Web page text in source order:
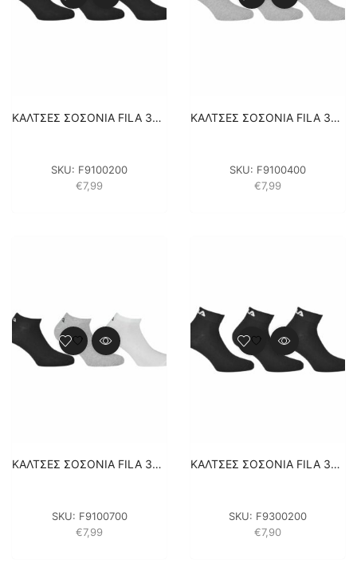
ΚΑΛΤΣΕΣ ΣΟΣΟΝΙΑ FILA 3PACK UNISEX F9100200 – ΜΑΥΡΟ
SKU: F9100200
€7,99
ΚΑΛΤΣΕΣ ΣΟΣΟΝΙΑ FILA 3PACK UNISEX F9100400 – ΓΚΡΙ
SKU: F9100400
€7,99
ΚΑΛΤΣΕΣ ΣΟΣΟΝΙΑ FILA 3PACK UNISEX F9100700 – ΛΕΥΚΟ/ΜΑΥΡΟ/ΓΚΡΙ
SKU: F9100700
€7,99
ΚΑΛΤΣΕΣ ΣΟΣΟΝΙΑ FILA 3PACK UNISEX F9300-200 ΜΑΥΡΟ
SKU: F9300200
€7,90